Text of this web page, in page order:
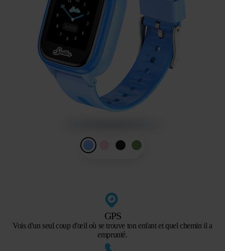
GPS
Vois d'un seul coup d'œil où se trouve ton enfant et quel chemin il a
emprunté.